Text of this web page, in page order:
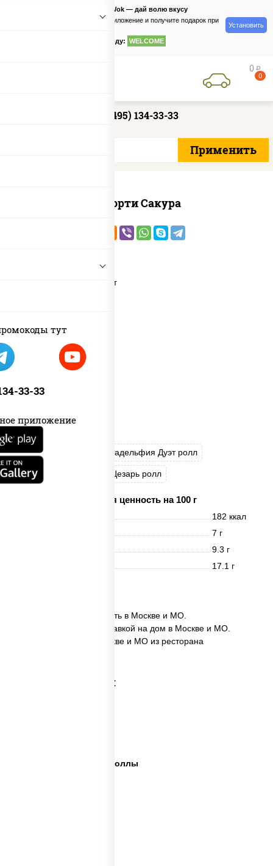
тут
33-33
приложение
PizzaSushiWok — дай волю вкусу
Скачайте приложение и получите подарок при
по промокоду: WELCOME
Установить
0 руб
0
+7 (495) 134-33-33
Ассорти Сакура
Калифорния Чиз Филадельфия Дуэт ролл
Креветка Люкс ролл Цезарь ролл
Пищевая ценность на 100 г
182 ккал
7 г
9.3 г
17.1 г
✅ Ассорти Сакура заказать в Москве и МО.
✅ Ассорти Сакура с доставкой на дом в Москве и МО.
✅ Ассорти Сакура в Москве и МО из ресторана
Категории товара:
Пицца суши вок сеты роллы